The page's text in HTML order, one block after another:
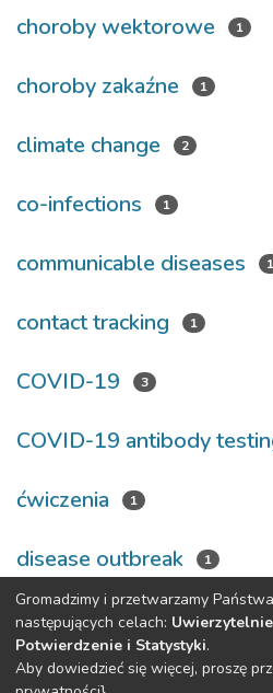
choroby wektorowe 1
choroby zakaźne 1
climate change 2
co-infections 1
communicable diseases 1
contact tracking 1
COVID-19 3
COVID-19 antibody
ćwiczenia 1
disease outbreak 1
Poprzedni
Gromadzimy i przetwarzamy
następujących celach:
Potwierdzenie i Statystyki.
Aby dowiedzieć się więcej, proszę